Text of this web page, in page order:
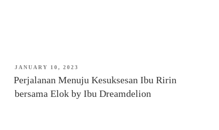
JANUARY 10, 2023
Perjalanan Menuju Kesuksesan Ibu Ririn
bersama Elok by Ibu Dreamdelion